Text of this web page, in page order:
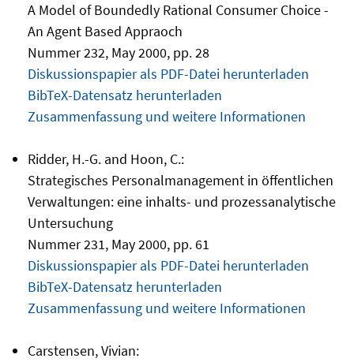
A Model of Boundedly Rational Consumer Choice -
An Agent Based Appraoch
Nummer 232, May 2000, pp. 28
Diskussionspapier als PDF-Datei herunterladen
BibTeX-Datensatz herunterladen
Zusammenfassung und weitere Informationen
Ridder, H.-G. and Hoon, C.:
Strategisches Personalmanagement in öffentlichen
Verwaltungen: eine inhalts- und prozessanalytische
Untersuchung
Nummer 231, May 2000, pp. 61
Diskussionspapier als PDF-Datei herunterladen
BibTeX-Datensatz herunterladen
Zusammenfassung und weitere Informationen
Carstensen, Vivian: